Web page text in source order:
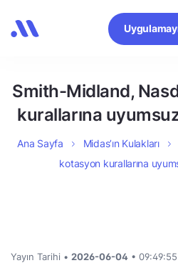
Smith-Midland,
kurallarına
Ana Sayfa Midas’ın Kulakları
kotasyon kurallarına
Yayın Tarihi • 2026-06-04 • 09:49:55